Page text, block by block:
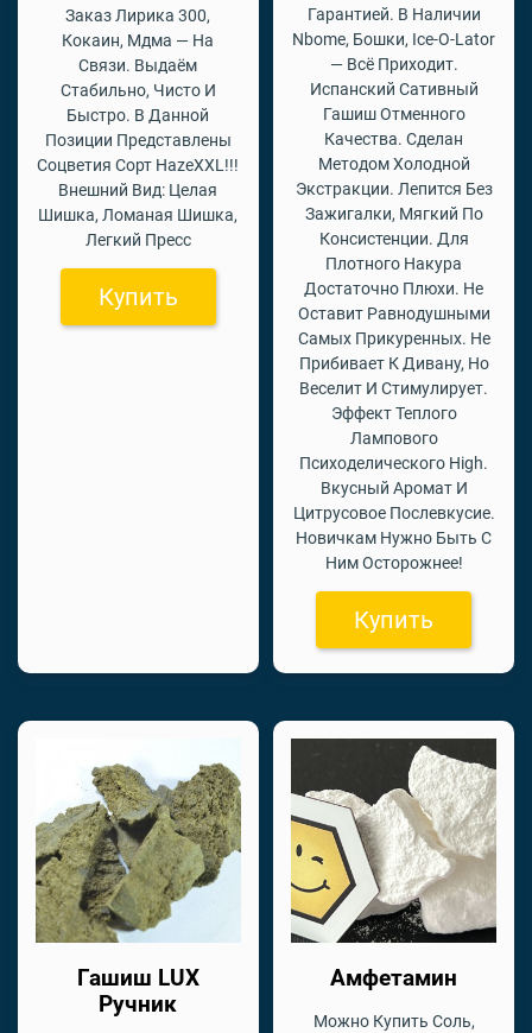
Заказ Лирика 300,
Кокаин, Мдма — На
Связи. Выдаём
Стабильно, Чисто И
Быстро. В Данной
Позиции Представлены
Соцветия Сорт HazeXXL!!!
Внешний Вид: Целая
Шишка, Ломаная Шишка,
Легкий Пресс
Купить
Гарантией. В Наличии
Nbome, Бошки, Ice-O-Lator
— Всё Приходит.
Испанский Сативный
Гашиш Отменного
Качества. Сделан
Методом Холодной
Экстракции. Лепится Без
Зажигалки, Мягкий По
Консистенции. Для
Плотного Накура
Достаточно Плюхи. Не
Оставит Равнодушными
Самых Прикуренных. Не
Прибивает К Дивану, Но
Веселит И Стимулирует.
Эффект Теплого
Лампового
Психоделического High.
Вкусный Аромат И
Цитрусовое Послевкусие.
Новичкам Нужно Быть С
Ним Осторожнее!
Купить
Гашиш LUX
Ручник
Амфетамин
Можно Купить Соль,